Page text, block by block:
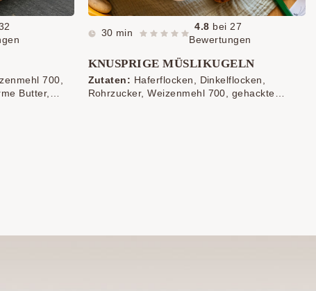
700,
Butter,
30 min
4.8 bei 27
Bewertungen
KNUSPRIGE MÜSLIKUGELN
Zutaten: Haferflocken, Dinkelflocken,
Rohrzucker, Weizenmehl 700, gehackte